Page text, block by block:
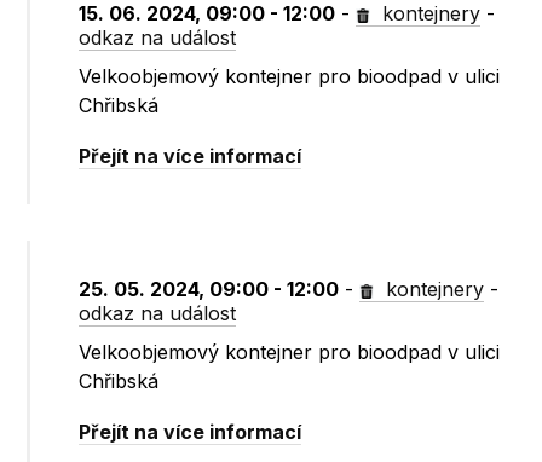
15. 06. 2024, 09:00 - 12:00 - kontejnery -
odkaz na událost
Velkoobjemový kontejner pro bioodpad v ulici
Chřibská
Přejít na více informací
25. 05. 2024, 09:00 - 12:00 - kontejnery -
odkaz na událost
Velkoobjemový kontejner pro bioodpad v ulici
Chřibská
Přejít na více informací